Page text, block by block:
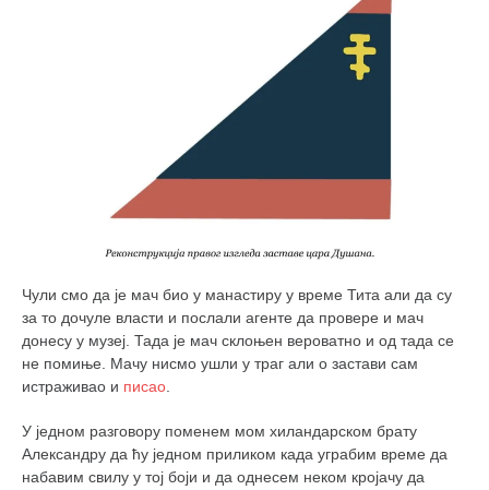
Чули смо да је мач био у манастиру у време Тита али да су
за то дочуле власти и послали агенте да провере и мач
донесу у музеј. Тада је мач склоњен вероватно и од тада се
не помиње. Мачу нисмо ушли у траг али о застави сам
истраживао и писао.
У једном разговору поменем мом хиландарском брату
Александру да ћу једном приликом када уграбим време да
набавим свилу у тој боји и да однесем неком кројачу да